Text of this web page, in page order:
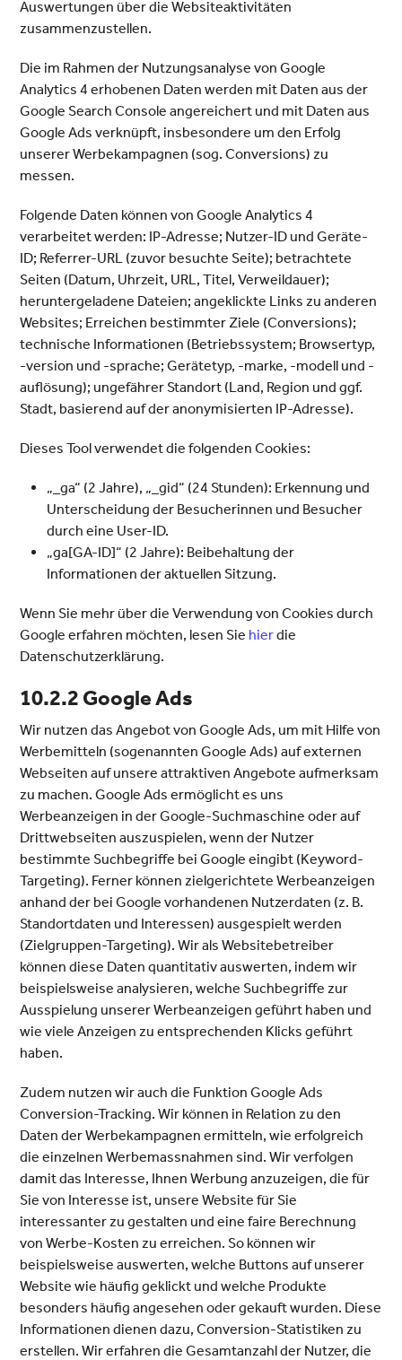
Auswertungen über die Websiteaktivitäten
zusammenzustellen.
Die im Rahmen der Nutzungsanalyse von Google
Analytics 4 erhobenen Daten werden mit Daten aus der
Google Search Console angereichert und mit Daten aus
Google Ads verknüpft, insbesondere um den Erfolg
unserer Werbekampagnen (sog. Conversions) zu
messen.
Folgende Daten können von Google Analytics 4
verarbeitet werden: IP-Adresse; Nutzer-ID und Geräte-
ID; Referrer-URL (zuvor besuchte Seite); betrachtete
Seiten (Datum, Uhrzeit, URL, Titel, Verweildauer);
heruntergeladene Dateien; angeklickte Links zu anderen
Websites; Erreichen bestimmter Ziele (Conversions);
technische Informationen (Betriebssystem; Browsertyp,
-version und -sprache; Gerätetyp, -marke, -modell und -
auflösung); ungefährer Standort (Land, Region und ggf.
Stadt, basierend auf der anonymisierten IP-Adresse).
Dieses Tool verwendet die folgenden Cookies:
„_ga“ (2 Jahre), „_gid“ (24 Stunden): Erkennung und
Unterscheidung der Besucherinnen und Besucher
durch eine User-ID.
„ga[GA-ID]“ (2 Jahre): Beibehaltung der
Informationen der aktuellen Sitzung.
Wenn Sie mehr über die Verwendung von Cookies durch
Google erfahren möchten, lesen Sie hierdie
Datenschutzerklärung.
10.2.2 Google Ads
Wir nutzen das Angebot von Google Ads, um mit Hilfe von
Werbemitteln (sogenannten Google Ads) auf externen
Webseiten auf unsere attraktiven Angebote aufmerksam
zu machen. Google Ads ermöglicht es uns
Werbeanzeigen in der Google-Suchmaschine oder auf
Drittwebseiten auszuspielen, wenn der Nutzer
bestimmte Suchbegriffe bei Google eingibt (Keyword-
Targeting). Ferner können zielgerichtete Werbeanzeigen
anhand der bei Google vorhandenen Nutzerdaten (z. B.
Standortdaten und Interessen) ausgespielt werden
(Zielgruppen-Targeting). Wir als Websitebetreiber
können diese Daten quantitativ auswerten, indem wir
beispielsweise analysieren, welche Suchbegriffe zur
Ausspielung unserer Werbeanzeigen geführt haben und
wie viele Anzeigen zu entsprechenden Klicks geführt
haben.
Zudem nutzen wir auch die Funktion Google Ads
Conversion-Tracking. Wir können in Relation zu den
Daten der Werbekampagnen ermitteln, wie erfolgreich
die einzelnen Werbemassnahmen sind. Wir verfolgen
damit das Interesse, Ihnen Werbung anzuzeigen, die für
Sie von Interesse ist, unsere Website für Sie
interessanter zu gestalten und eine faire Berechnung
von Werbe-Kosten zu erreichen. So können wir
beispielsweise auswerten, welche Buttons auf unserer
Website wie häufig geklickt und welche Produkte
besonders häufig angesehen oder gekauft wurden. Diese
Informationen dienen dazu, Conversion-Statistiken zu
erstellen. Wir erfahren die Gesamtanzahl der Nutzer, die